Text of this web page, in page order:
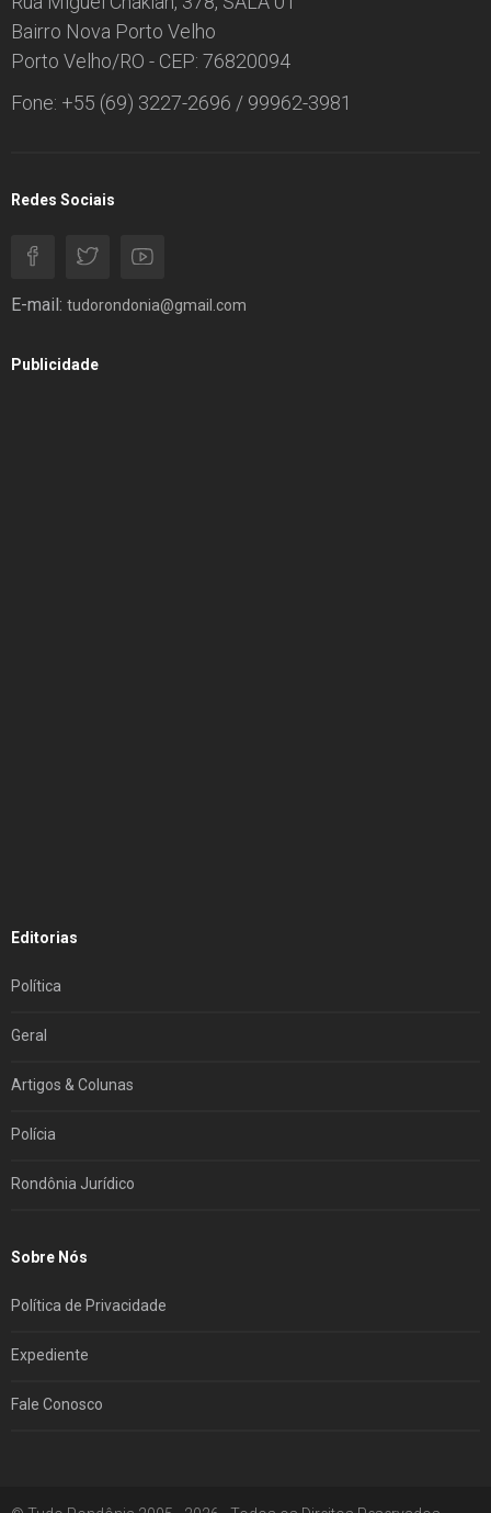
Bairro Nova Porto Velho
Porto Velho/RO - CEP: 76820094
Fone: +55 (69) 3227-2696 / 99962-3981
Redes Sociais
E-mail: tudorondonia@gmail.com
Publicidade
Editorias
Política
Geral
Artigos & Colunas
Polícia
Rondônia Jurídico
Sobre Nós
Política de Privacidade
Expediente
Fale Conosco